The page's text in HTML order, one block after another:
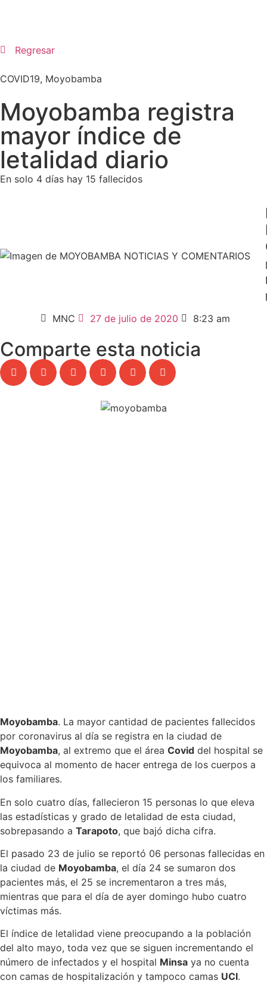
Regresar
COVID19, Moyobamba
Moyobamba registra
mayor índice de
letalidad diario
En solo 4 días hay 15 fallecidos
MNC
27 de julio de 2020 8:23 am
Comparte esta noticia
Moyobamba. La mayor cantidad de pacientes fallecidos
por coronavirus al día se registra en la ciudad de
Moyobamba, al extremo que el área Covid del hospital se
equivoca al momento de hacer entrega de los cuerpos a
los familiares.
En solo cuatro días, fallecieron 15 personas lo que eleva
las estadísticas y grado de letalidad de esta ciudad,
sobrepasando a Tarapoto, que bajó dicha cifra.
El pasado 23 de julio se reportó 06 personas fallecidas en
la ciudad de Moyobamba, el día 24 se sumaron dos
pacientes más, el 25 se incrementaron a tres más,
mientras que para el día de ayer domingo hubo cuatro
víctimas más.
El índice de letalidad viene preocupando a la población
del alto mayo, toda vez que se siguen incrementando el
número de infectados y el hospital Minsa ya no cuenta
con camas de hospitalización y tampoco camas UCI.